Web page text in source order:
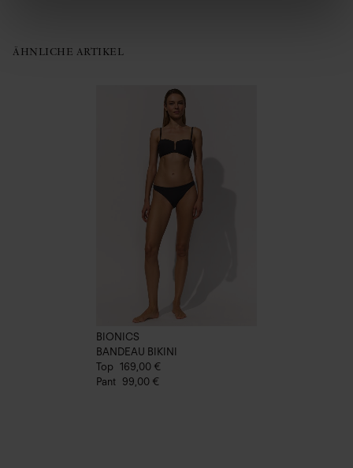
ÄHNLICHE ARTIKEL
BIONICS
BANDEAU BIKINI
Top 169,00 €
Pant 99,00 €